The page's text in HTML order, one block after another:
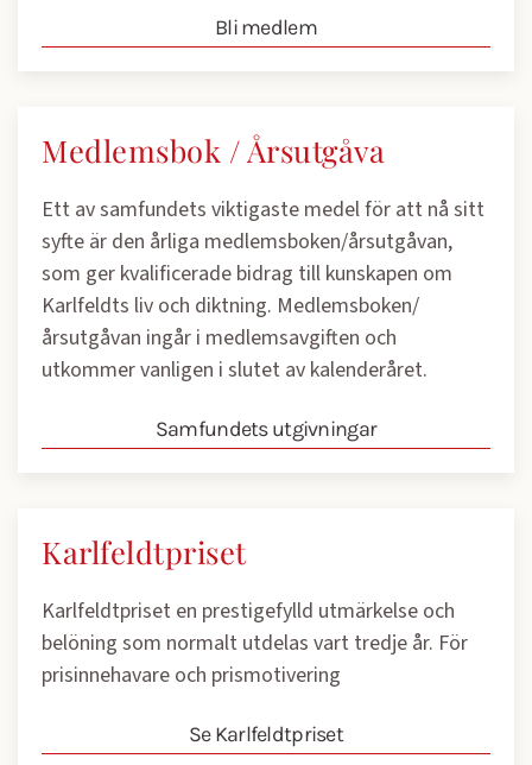
Bli medlem
Medlemsbok / Årsutgåva
Ett av samfundets viktigaste medel för att nå sitt
syfte är den årliga medlemsboken/årsutgåvan,
som ger kvalificerade bidrag till kunskapen om
Karlfeldts liv och diktning. Medlemsboken/
årsutgåvan ingår i medlemsavgiften och
utkommer vanligen i slutet av kalenderåret.
Samfundets utgivningar
Karlfeldtpriset
Karlfeldtpriset en prestigefylld utmärkelse och
belöning som normalt utdelas vart tredje år. För
prisinnehavare och prismotivering
Se Karlfeldtpriset